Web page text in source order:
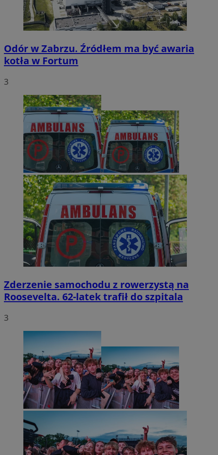
Odór w Zabrzu. Źródłem ma być awaria
kotła w Fortum
3
Zderzenie samochodu z rowerzystą na
Roosevelta. 62-latek trafił do szpitala
3